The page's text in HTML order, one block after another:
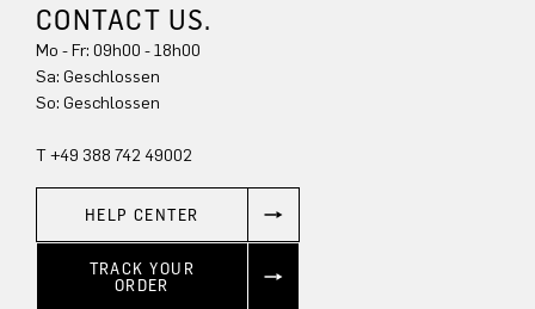
CONTACT US.
Mo - Fr: 09h00 - 18h00
Sa: Geschlossen
So: Geschlossen
T +49 388 742 49002
HELP CENTER
TRACK YOUR
ORDER